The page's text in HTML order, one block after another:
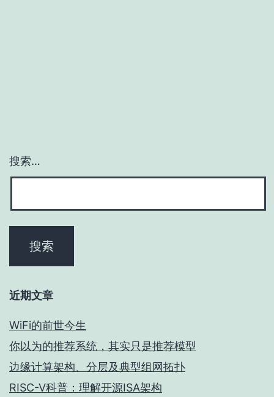
搜索…
近期文章
WiFi的前世今生
你以为的推荐系统，其实只是推荐模型
边缘计算架构、分层及典型组网拓扑
RISC-V科普：理解开源ISA架构